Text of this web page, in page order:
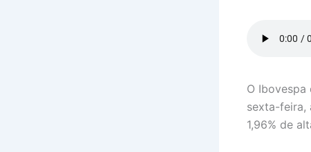
O Ibovespa
sexta-feira,
1,96% de